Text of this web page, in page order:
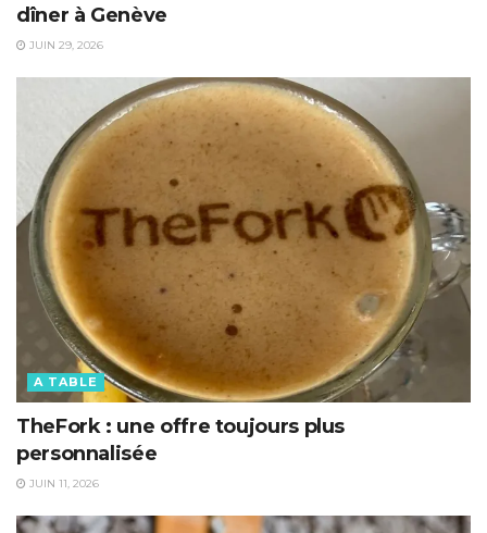
dîner à Genève
JUIN 29, 2026
A TABLE
TheFork : une offre toujours plus
personnalisée
JUIN 11, 2026